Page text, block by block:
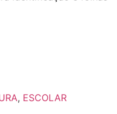
, ESCOLAR